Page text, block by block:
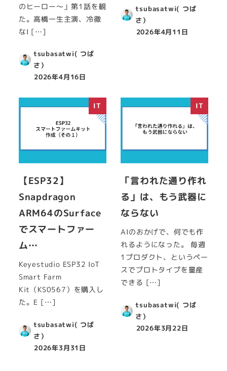
のヒーロー～」第1話を観
た。高橋一生主演、冷徹
なI […]
tsubasatwi( つば
さ）
2026年4月16日
tsubasatwi( つば
さ）
2026年4月11日
IT
【ESP32】
Snapdragon
ARM64のSurface
でスマートファー
ム…
Keyestudio ESP32 IoT
Smart Farm
Kit（KS0567）を購入し
た。E […]
tsubasatwi( つば
さ）
2026年3月31日
IT
「言われた通り作れ
る」は、もう武器に
ならない
AIのおかげで、何でも作
れるようになった。 毎週
1プロダクト、というペー
スでプロトタイプを量産
できる […]
tsubasatwi( つば
さ）
2026年3月22日